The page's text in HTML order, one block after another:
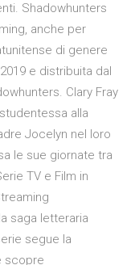
Shadowhunters
anche per
di genere
e distribuita dal
Clary Fray
alla
Jocelyn nel loro
le sue giornate tra
TV e Film in
saga letteraria
segue la
scopre